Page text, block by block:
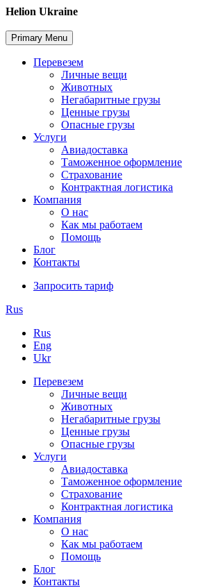
Skip
content
Helion Ukraine
Primary Menu
Перевезем
Личные вещи
Животных
Негабаритные грузы
Ценные грузы
Опасные грузы
Услуги
Авиадоставка
Таможенное оформление
Страхование
Контрактная логистика
Компания
О нас
Как мы работаем
Помощь
Блог
Контакты
Запросить тариф
Rus
Rus
Eng
Ukr
Перевезем
Личные вещи
Животных
Негабаритные грузы
Ценные грузы
Опасные грузы
Услуги
Авиадоставка
Таможенное оформление
Страхование
Контрактная логистика
Компания
О нас
Как мы работаем
Помощь
Блог
Контакты